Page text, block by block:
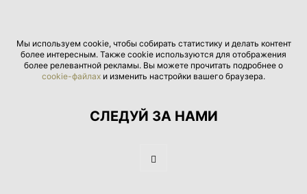
Мы используем cookie, чтобы собирать статистику и делать контент
более интересным. Также cookie используются для отображения
более релевантной рекламы. Вы можете прочитать подробнее о
cookie-файлах и изменить настройки вашего браузера.
СЛЕДУЙ ЗА НАМИ